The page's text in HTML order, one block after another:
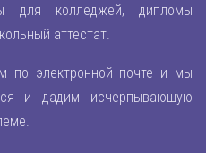
для колледжей, дипломы
аттестат.
по электронной почте и мы
и дадим исчерпывающую